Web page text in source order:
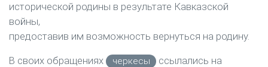
исторической родины в результате Кавказской
войны,
предоставив им возможность вернуться на родину.
В своих обращениях черкесы
ссылались на